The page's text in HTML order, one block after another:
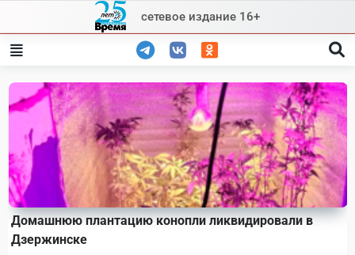
content
сетевое издание 16+
Домашнюю плантацию конопли ликвидировали в
Дзержинске